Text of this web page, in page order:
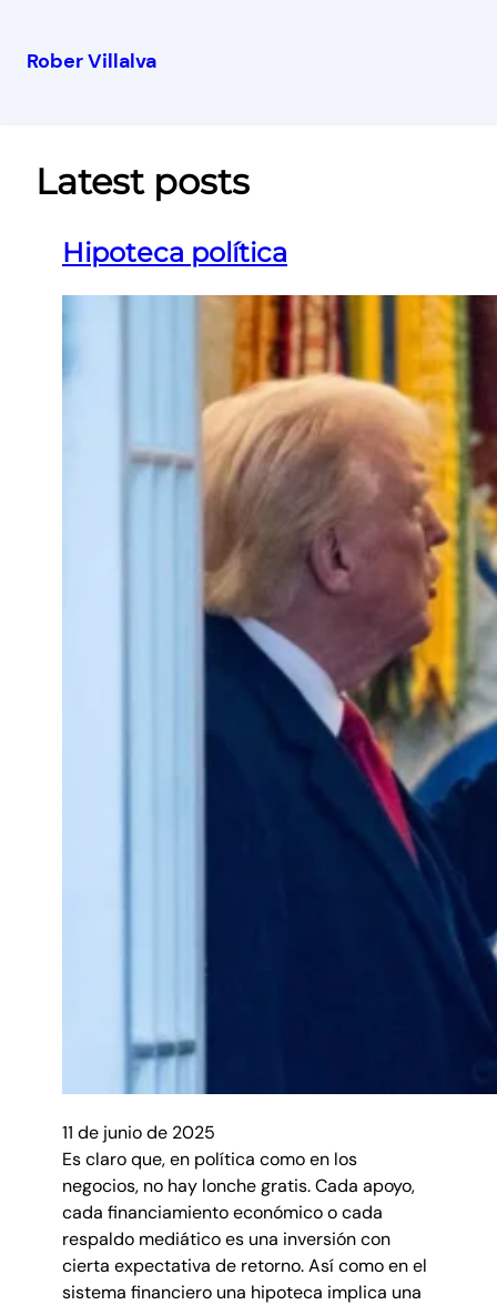
Rober Villalva
Latest posts
Hipoteca política
11 de junio de 2025
Es claro que, en política como en los
negocios, no hay lonche gratis. Cada apoyo,
cada financiamiento económico o cada
respaldo mediático es una inversión con
cierta expectativa de retorno. Así como en el
sistema financiero una hipoteca implica una